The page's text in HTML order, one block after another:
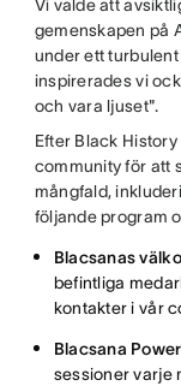
Vi valde att
gemenskapen på
under ett
inspirerades vi
och vara ljuset".
Efter Black
community för att
mångfald,
följande program
Blacsanas
befintliga
kontakter i vår
Blacsana
sessioner varje